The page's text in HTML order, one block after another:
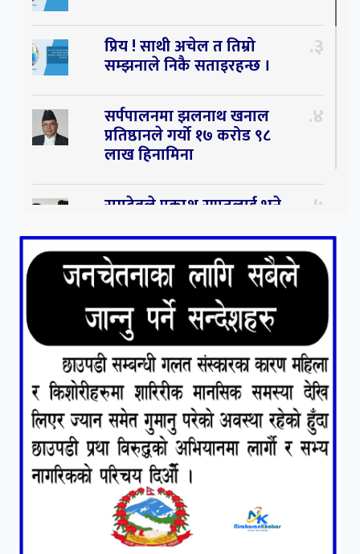
प्रिय ! साथी अचेल त तिम्रो
सम्झनाले निकै सताइरहन्छ ।
३
सर्पपालनमा झलनाथ खनाल
प्रतिष्ठानले गर्यो १७ करोड ९८
लाख हिनामिना
४
रामदेवले प्रकाश सपुतलाई भने
पनि ठूलो स्टार
५
संघियता खारेज हुनसक्छ,
झलनाथ खनाल
कृष्ण जन्माष्टमिको दिन जयगढमा
बृहत देउडा खेल हुँने
७
हामी पनि त उडाउछौ । ८
कांग्रेसको १४ औं महाधिवेशनको
तयारी पुरा